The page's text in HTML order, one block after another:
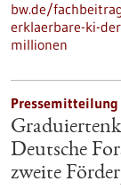
bw.de/
erklaerbare-ki-
millionen
Pressemitteilung
Deutsche
zweite